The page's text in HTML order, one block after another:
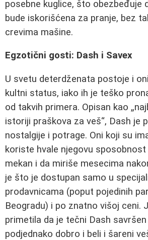
posebne kuglice, što obezbeđuje
bude iskorišćena za pranje, bez
crevima mašine.
Egzotični gosti: Dash i Savex
U svetu deterdženata postoje i
kultni status, iako ih je teško
od takvih primera. Opisan kao
istoriji praškova za veš“, Dash je
nostalgije i potrage. Oni koji su
koriste hvale njegovu
mekan i da miriše mesecima
je što je dostupan samo u
prodavnicama (poput pojedinih
Beogradu) i po znatno višoj ceni.
primetila da je tečni Dash
podjednako dobro i beli i šareni